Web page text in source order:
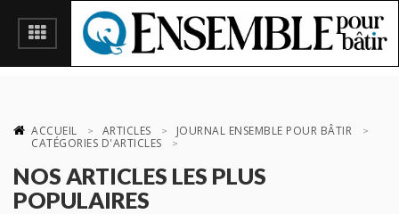
ACCUEIL ARTICLES
JOURNAL ENSEMBLE POUR BÂTIR
CATÉGORIES D'ARTICLES
NOS ARTICLES LES PLUS
POPULAIRES